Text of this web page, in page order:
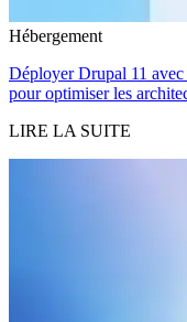
Hébergement
Déployer Drupal 11
pour optimiser les
LIRE LA SUITE